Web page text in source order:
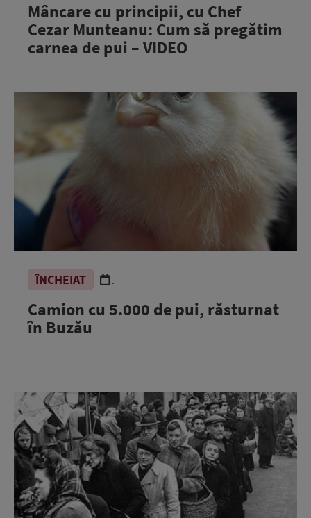
Mâncare cu principii, cu Chef
Cezar Munteanu: Cum să pregătim
carnea de pui – VIDEO
ÎNCHEIAT .
Camion cu 5.000 de pui, răsturnat
în Buzău